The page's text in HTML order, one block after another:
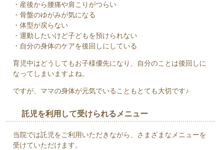
・産後から腰痛や肩こりがつらい
・骨盤のゆがみが気になる
・体型が戻らない
・運動したいけど子どもを預けられない
・自分の身体のケアを後回しにしている
育児中はどうしてもお子様優先になり、自分のことは後回しに
なってしまいますよね。
ですが、ママの身体が元気でいることもとても大切です♪
託児を利用して受けられるメニュー
当院では託児をご利用いただきながら、さまざまなメニューを
受けていただけます。